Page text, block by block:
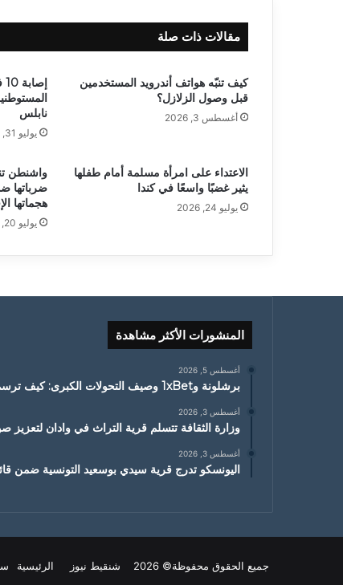
مقالات ذات صلة
كيف تنبّه هواتف أندرويد المستخدمين
قبل وصول الزلازل؟
أغسطس 3, 2026
نابلس
يوليو 31, 2026
الاعتداء على امرأة مسلمة أمام طفلها
يثير غضبًا واسعًا في كندا
يوليو 24, 2026
واشنطن
ضرباتها
هجماتها
يوليو 20, 2026
المنشورات الأكثر مشاهدة
أغسطس 5, 2026
برشلونة و1xBet وصيف التحولات الكبرى: كيف ترسم الانتقالات ملامح الموسم الجديد
أغسطس 3, 2026
وزارة الثقافة تتسلم قرية التراث في وادان لتعزيز
أغسطس 3, 2026
اليونسكو تدرج قرية سيدي بوسعيد التونسية ضمن
جميع الحقوق محفوظة© 2026 شنقيط نيوز الرئيسية